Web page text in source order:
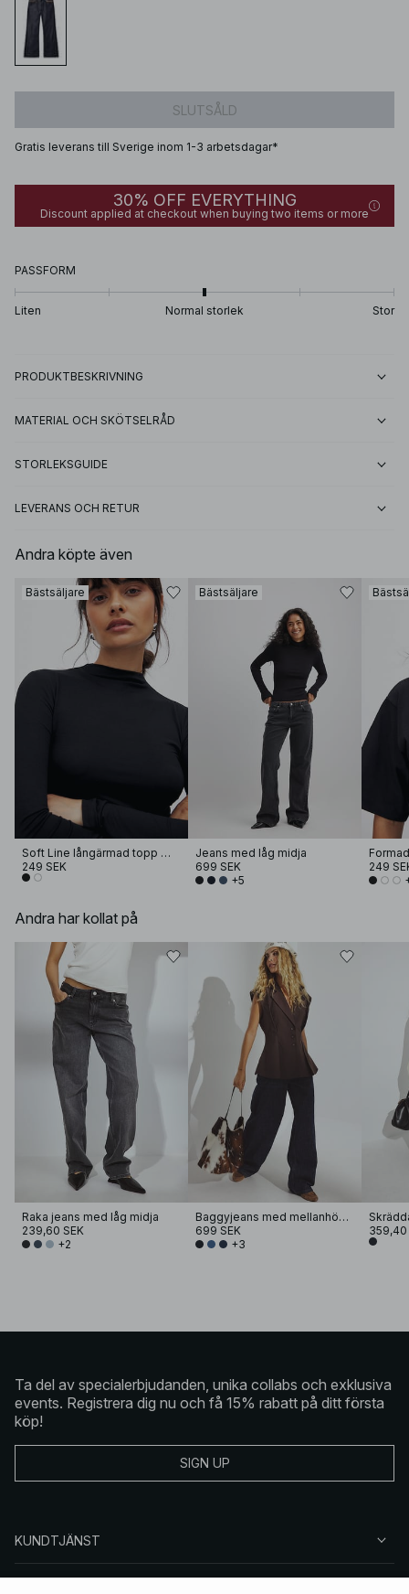
SLUTSÅLD
Gratis leverans till Sverige inom 1-3 arbetsdagar*
30% OFF EVERYTHING
Discount applied at checkout when buying two items or more
PASSFORM
Liten Normal storlek Stor
PRODUKTBESKRIVNING
MATERIAL OCH SKÖTSELRÅD
STORLEKSGUIDE
LEVERANS OCH RETUR
Andra köpte även
Bästsäljare
Soft Line långärmad topp med tratthals
249 SEK
Bästsäljare
Jeans med låg midja
699 SEK
+5
249
Andra har kollat på
Raka jeans med låg midja
239,60 SEK
+2
Baggyjeans med mellanhög midja
699 SEK
+3
359,40
Ta del av specialerbjudanden, unika collabs och exklusiva
events. Registrera dig nu och få 15% rabatt på ditt första
köp!
SIGN UP
KUNDTJÄNST